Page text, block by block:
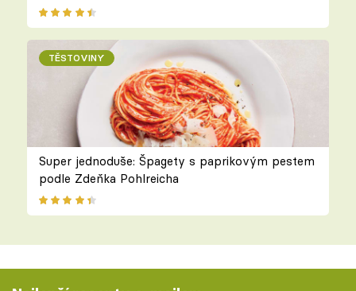
TĚSTOVINY
Super jednoduše: Špagety s paprikovým pestem
podle Zdeňka Pohlreicha